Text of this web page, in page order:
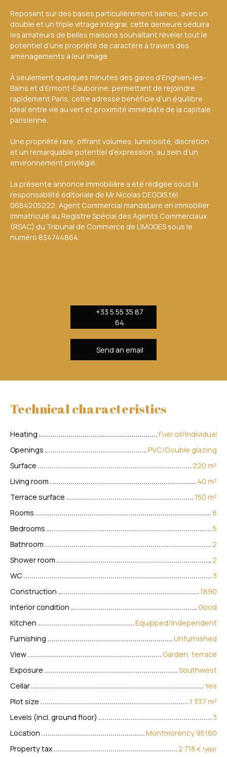
Reposant sur des bases particulièrement saines, avec un
double et un triple vitrage intégral, cette demeure séduira
les amateurs de belles maisons souhaitant révéler tout le
potentiel d’une propriété de caractère à travers des
aménagements à leur image.
À seulement quelques minutes des gares d’Enghien-les-
Bains et d’Ermont-Eaubonne, permettant de rejoindre
rapidement Paris, cette adresse bénéficie d’un équilibre
idéal entre vie au vert et proximité immédiate de la capitale
parisienne.
Une propriété rare, offrant volumes, luminosité, discrétion
et un remarquable potentiel d’expression, au sein d’un
environnement privilégié.
La présente annonce immobilière a été rédigée sous la
responsabilité éditoriale de Mr Nicolas DEGOIS tèl
0684205222, Agent Commercial mandataire en immobilier
immatriculé au Registre Spécial des Agents Commerciaux
(RSAC) du Tribunal de Commerce de LIMOGES sous le
numéro 834744864.
+33 5 55 35 87
64
Send an email
Technical characteristics
Heating
Fuel oil/Individual
Openings
PVC/Double glazing
Surface
220 m²
Living room
40 m²
Terrace surface
150 m²
Rooms
8
Bedrooms
5
Bathroom
2
Shower room
2
WC
3
Construction
1890
Interior condition
Good
Kitchen
Equipped/Independent
Furnishing
Unfurnished
View
Garden, terrace
Exposure
Southwest
Cellar
Yes
Plot size
1 337 m²
Levels (incl. ground floor)
3
Location
Montmorency 95160
Property tax
2 718 € /year